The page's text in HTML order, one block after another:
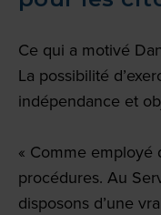
Ce qui a motivé
La possibilité
indépendance et
« Comme employé
procédures. Au
disposons d’une